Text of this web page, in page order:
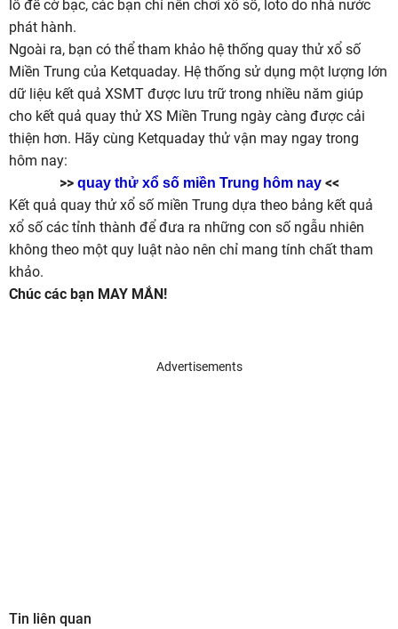
lô đề cờ bạc, các bạn chỉ nên chơi xổ số, loto do nhà nước
phát hành.
Ngoài ra, bạn có thể tham khảo hệ thống quay thử xổ số
Miền Trung của Ketquaday. Hệ thống sử dụng một lượng lớn
dữ liệu kết quả XSMT được lưu trữ trong nhiều năm giúp
cho kết quả quay thử XS Miền Trung ngày càng được cải
thiện hơn. Hãy cùng Ketquaday thử vận may ngay trong
hôm nay:
>> quay thử xổ số miền Trung hôm nay<<
Kết quả quay thử xổ số miền Trung dựa theo bảng kết quả
xổ số các tỉnh thành để đưa ra những con số ngẫu nhiên
không theo một quy luật nào nên chỉ mang tính chất tham
khảo.
Chúc các bạn MAY MẮN!
Advertisements
Tin liên quan